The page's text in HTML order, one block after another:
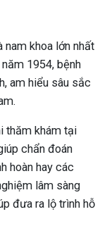
nam khoa lớn nhất
1954, bệnh
am hiểu sâu sắc
thăm khám tại
chẩn đoán
hoàn hay các
lâm sàng
đưa ra lộ trình hỗ